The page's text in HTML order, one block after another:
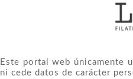
Este portal web únicamente
ni cede datos de carácter